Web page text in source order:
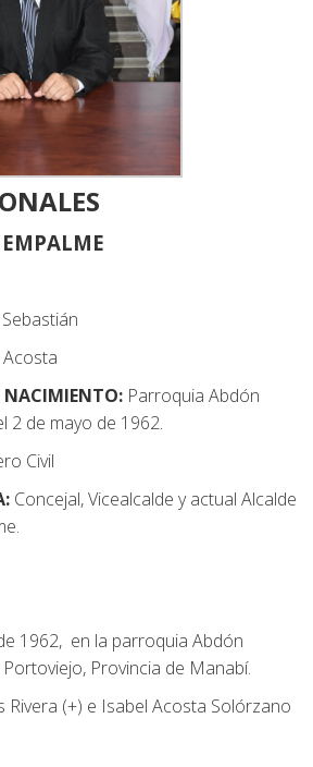
NACIMIENTO: Parroquia Abdón
2 de mayo de 1962.
Civil
Concejal, Vicealcalde y actual Alcalde
1962, en la parroquia Abdón
Provincia de Manabí.
Rivera (+) e Isabel Acosta Solórzano